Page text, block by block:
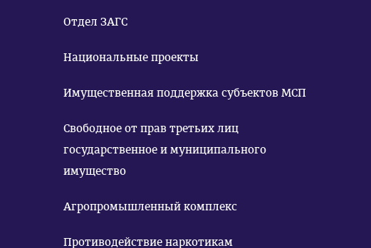
Отдел ЗАГС
Национальные проекты
Имущественная поддержка субъектов МСП
Свободное от прав третьих лиц
государственное и муниципального
имущество
Агропромышленный комплекс
Противодействие наркотикам